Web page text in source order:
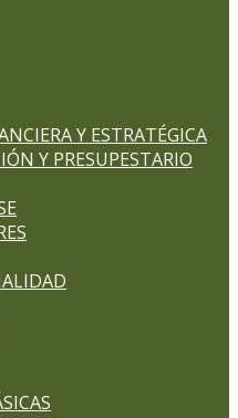
Y ESTRATÉGICA
Y PRESUPESTARIO